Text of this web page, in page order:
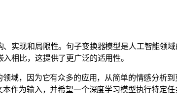
实现和局限性。句子变换器模型是人工智能领
相比，这提供了更广泛的适用性。
域，因为它有众多的应用，从简单的情感分析
作为输入，并希望一个深度学习模型执行特定任